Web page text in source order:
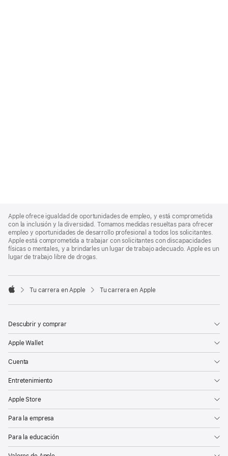
Footer
Apple ofrece igualdad de oportunidades de empleo, y está comprometida
con la inclusión y la diversidad. Tomamos medidas resueltas para ofrecer
empleo y oportunidades de desarrollo profesional a todos los solicitantes.
Apple está comprometida a trabajar con solicitantes con discapacidades
físicas o mentales, y a brindarles un lugar de trabajo adecuado. Apple es un
lugar de trabajo libre de drogas.

Tu carrera en Apple Tu carrera en Apple
Descubrir y comprar
Apple Wallet
Cuenta
Entretenimiento
Apple Store
Para la empresa
Para la educación